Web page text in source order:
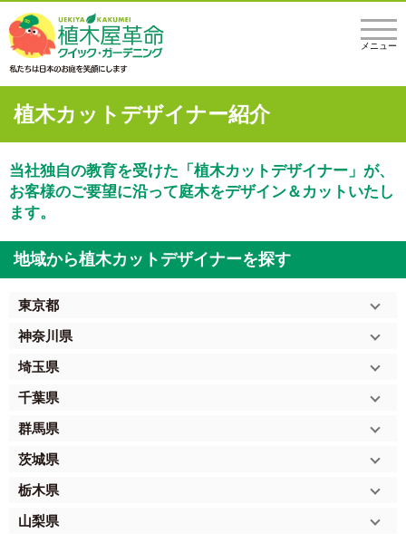
メニュー
植木カットデザイナー紹介
当社独自の教育を受けた「植木カットデザイナー」が、
お客様のご要望に沿って庭木をデザイン＆カットいたし
ます。
地域から植木カットデザイナーを探す
東京都
神奈川県
埼玉県
千葉県
群馬県
茨城県
栃木県
山梨県